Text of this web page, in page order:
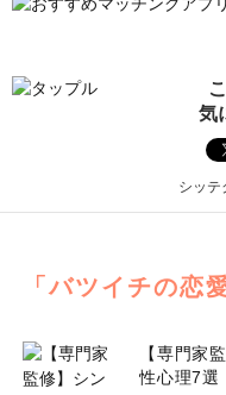
気
シッテ
「バツイチの恋
【専門家
性心理7選